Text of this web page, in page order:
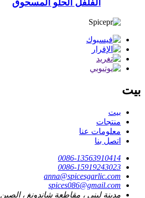
الفلفل الحلو المسحوق
بيت
بيت
منتجات
معلومات عنا
اتصل بنا
0086-13563910414
0086-15919243023
anna@spicesgarlic.com
spices086@gmail.com
مدينة ليني ، مقاطعة شاندونغ ، الصين